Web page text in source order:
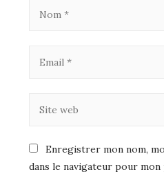
Enregistrer mon nom,
dans le navigateur pour